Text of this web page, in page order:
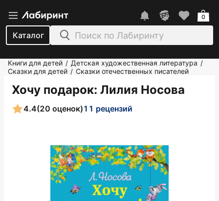
Каталог
0
Книги для детей / Детская художественная литература /
Сказки для детей / Сказки отечественных писателей
Хочу подарок: Лилия Носова
4.4(20 оценок)11 рецензий